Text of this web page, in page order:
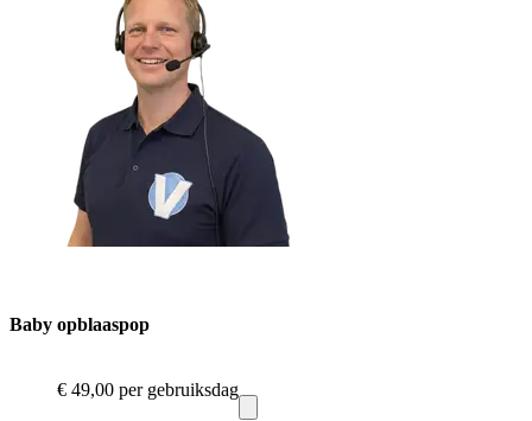
Baby opblaaspop
€ 49,00 per gebruiksdag